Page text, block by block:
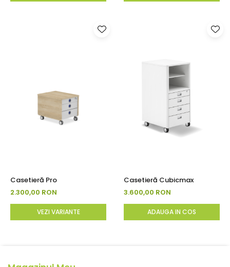
Casetieră Pro
2.300,00 RON
VEZI VARIANTE
Casetieră Cubicmax
3.600,00 RON
ADAUGA IN COS